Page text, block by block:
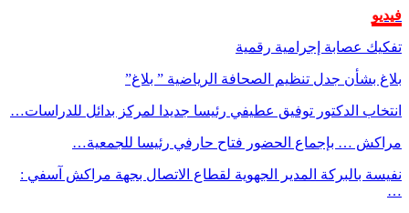
فيديو
تفكيك عصابة إجرامية رقمية
بلاغ بشأن جدل تنظيم الصحافة الرياضية ” بلاغ”
انتخاب الدكتور توفيق عطيفي رئيسا جديدا لمركز بدائل للدراسات…
مراكش … بإجماع الحضور فتاح حارفي رئيسا للجمعية…
نفيسة بالبركة المدير الجهوية لقطاع الاتصال بجهة مراكش آسفي :
…